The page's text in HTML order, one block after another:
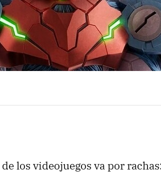
los videojuegos va por